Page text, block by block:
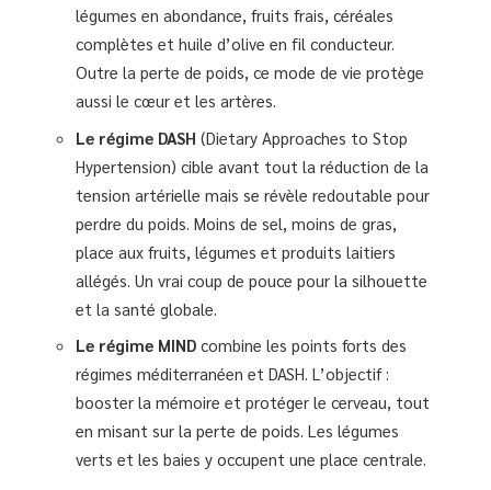
légumes en abondance, fruits frais, céréales
complètes et huile d’olive en fil conducteur.
Outre la perte de poids, ce mode de vie protège
aussi le cœur et les artères.
Le régime DASH (Dietary Approaches to Stop
Hypertension) cible avant tout la réduction de la
tension artérielle mais se révèle redoutable pour
perdre du poids. Moins de sel, moins de gras,
place aux fruits, légumes et produits laitiers
allégés. Un vrai coup de pouce pour la silhouette
et la santé globale.
Le régime MIND combine les points forts des
régimes méditerranéen et DASH. L’objectif :
booster la mémoire et protéger le cerveau, tout
en misant sur la perte de poids. Les légumes
verts et les baies y occupent une place centrale.